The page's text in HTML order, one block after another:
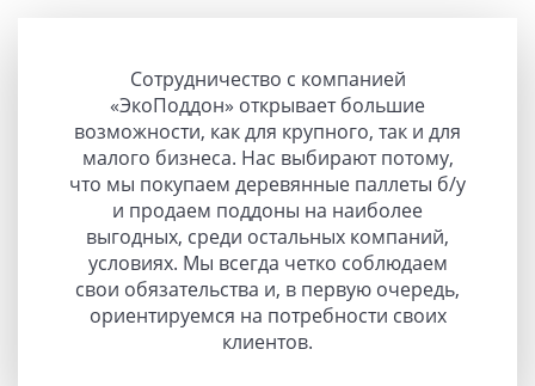
Сотрудничество с компанией
«ЭкоПоддон» открывает большие
возможности, как для крупного, так и для
малого бизнеса. Нас выбирают потому,
что мы покупаем деревянные паллеты б/у
и продаем поддоны на наиболее
выгодных, среди остальных компаний,
условиях. Мы всегда четко соблюдаем
свои обязательства и, в первую очередь,
ориентируемся на потребности своих
клиентов.